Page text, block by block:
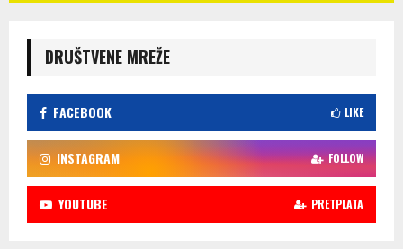
DRUŠTVENE MREŽE
FACEBOOK LIKE
INSTAGRAM FOLLOW
YOUTUBE PRETPLATA